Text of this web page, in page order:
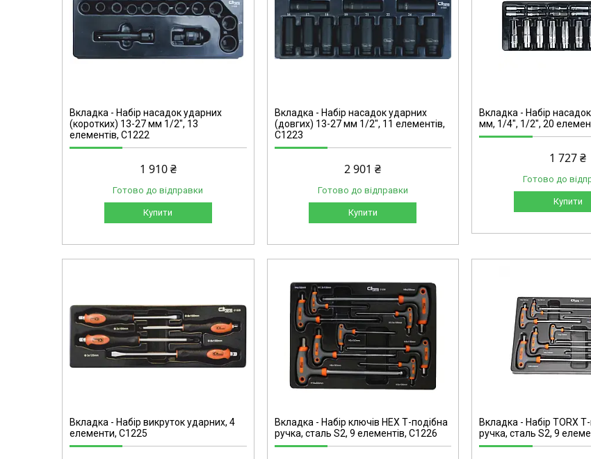
Вкладка - Набір насадок ударних
(коротких) 13-27 мм 1/2", 13
елементів, C1222
1 910 ₴
Готово до відправки
Купити
Вкладка - Набір насадок ударних
(довгих) 13-27 мм 1/2", 11 елементів,
C1223
2 901 ₴
Готово до відправки
Купити
Вкладка - Набір
мм, 1/4", 1/2", 20
1 727 ₴
Готово до
Купити
Вкладка - Набір викруток ударних, 4
елементи, C1225
Вкладка - Набір ключів HEX Т-подібна
ручка, сталь S2, 9 елементів, C1226
C1227
Вкладка - Набір TORX
ручка, сталь S2, 9